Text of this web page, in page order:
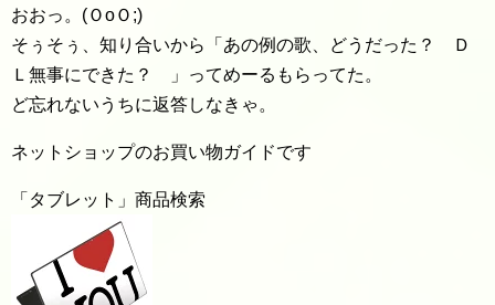
おおっ。(ＯoＯ;)
そぅそぅ、知り合いから「あの例の歌、どうだった？ Ｄ
Ｌ無事にできた？ 」ってめーるもらってた。
ど忘れないうちに返答しなきゃ。
ネットショップのお買い物ガイドです
「タブレット」商品検索